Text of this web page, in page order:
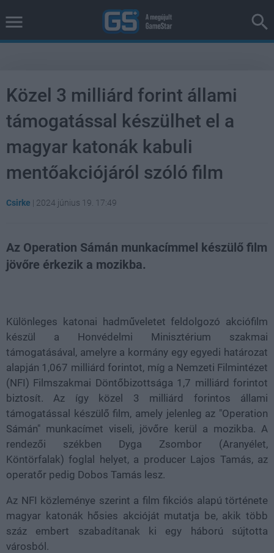
Közel 3 milliárd forint állami
támogatással készülhet el a
magyar katonák kabuli
mentőakciójáról szóló film
Csirke | 2024 június 19. 17:49
Az Operation Sámán munkacímmel készülő film
jövőre érkezik a mozikba.
Különleges katonai hadműveletet feldolgozó akciófilm
készül a Honvédelmi Minisztérium szakmai
támogatásával, amelyre a kormány egy egyedi határozat
alapján 1,067 milliárd forintot, míg a Nemzeti Filmintézet
(NFI) Filmszakmai Döntőbizottsága 1,7 milliárd forintot
biztosít. Az így közel 3 milliárd forintos állami
támogatással készülő film, amely jelenleg az "Operation
Sámán" munkacímet viseli, jövőre kerül a mozikba. A
rendezői székben Dyga Zsombor (Aranyélet,
Köntörfalak) foglal helyet, a producer Lajos Tamás, az
operatőr pedig Dobos Tamás lesz.
Az NFI közleménye szerint a film fikciós alapú története
magyar katonák hősies akcióját mutatja be, akik több
száz embert szabadítanak ki egy háború sújtotta
városból.